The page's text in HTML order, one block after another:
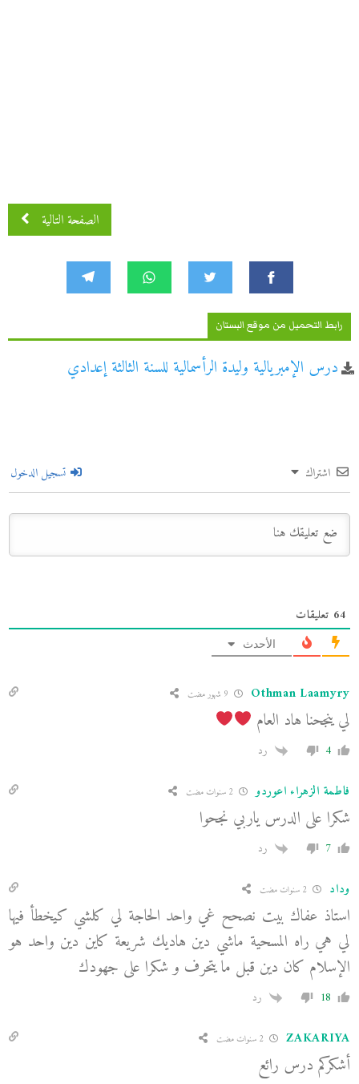
الصفحة التالية
رابط التحميل من موقع البستان
درس الإمبريالية وليدة الرأسمالية للسنة الثالثة إعدادي
اشتراك تسجيل الدخول
64 تعليقات
الأحدث
Othman Laamyry
لي ينجحنا هاد العام
4 رد
فاطمة الزهراء اعوردو
شكرا على الدرس ياربي نجحوا
7 رد
وداد
استاذ عفاك بيت نصحح غي واحد الحاجة لي كلشي كيخطأ فيها
لي هي راه المسحية ماشي دين هاديك شريعة كاين دين واحد هو
الإسلام كان دين قبل ما يتحرف و شكرا على جهودك
18 رد
ZAKARIYA
أشكركم درس رائع